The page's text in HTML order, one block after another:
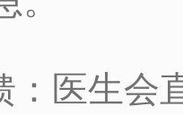
：医生会